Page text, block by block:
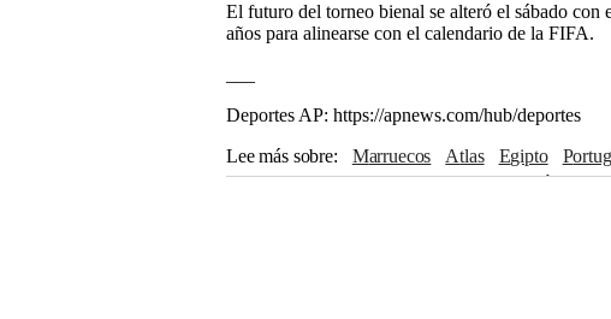
El futuro del torneo bienal se alteró el sábado
años para alinearse con el calendario de la FIFA.
Deportes AP: https://apnews.com/hub/deportes
Lee más sobre
Marruecos Atlas Egipto
Mohamed Salah
Costa de Marfil Camerún